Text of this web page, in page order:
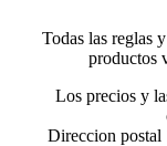
Todas las reglas
productos
Los precios y
Direccion